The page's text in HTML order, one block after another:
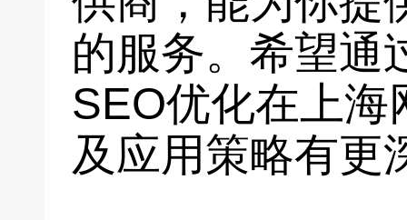
的服务。希望通
SEO优化在上海
及应用策略有更